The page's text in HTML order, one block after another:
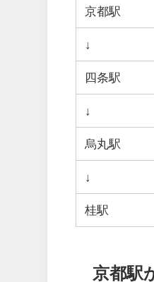
京都駅
↓
四条駅
↓
烏丸駅
↓
桂駅
京都駅